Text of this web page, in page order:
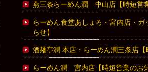
燕三条らーめん潤 中山店【時短営
らーめん食堂あしょろ・宮内店・
らせ】
酒麺亭潤 本店・らーめん潤三条店
らーめん潤 宮内店【時短営業のお